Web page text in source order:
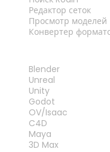
Редактор сеток
Просмотр моделей
Конвертер
Blender
Unreal
Unity
Godot
OV/Isaac
C4D
Maya
3D Max